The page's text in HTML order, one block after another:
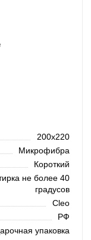
200х220
Микрофибра
Короткий
не более 40
градусов
Cleo
РФ
упаковка